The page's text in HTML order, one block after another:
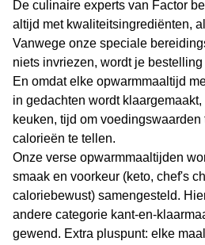
De culinaire experts van Factor
altijd met kwaliteitsingrediënten,
Vanwege onze speciale
niets invriezen, wordt je
En omdat elke opwarmmaaltijd
in gedachten wordt
keuken, tijd om
calorieën te tellen.
Onze verse opwarmmaaltijden
smaak en voorkeur (keto, chef's
caloriebewust) samengesteld.
andere categorie kant-en-
gewend. Extra pluspunt: elke